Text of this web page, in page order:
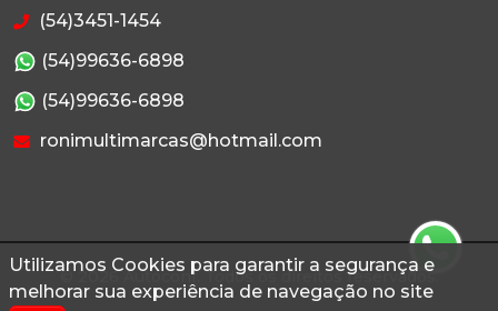
Utilizamos Cookies para garantir a segurança e
melhorar sua experiência de navegação no site
(54)3451-1454
(54)99636-6898
(54)99636-6898
ronimultimarcas@hotmail.com
© 2026 Autoconf. Todos os direitos reservados.